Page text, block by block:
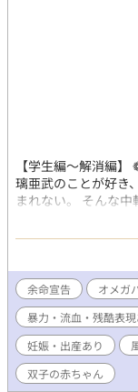
【学生編～解消編
璃亜武のことが好き
まれない。 そんな
璃亜武にはお似合
とはそう【傍に一緒
亜武の傍にいたい
バース作品です。 ❁
らすじ 番の真似事を
架。そして子を産ん
当の番に番解消の命
る。番解消のデメリ
刻々と消費する。し
た要はΩになった琉
余命宣告
オメガ
暴力・流血・残酷表現
妊娠・出産あり
双子の赤ちゃん